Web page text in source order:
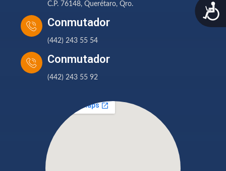
C.P. 76148, Querétaro, Qro.
Conmutador
(442) 243 55 54
Conmutador
(442) 243 55 92